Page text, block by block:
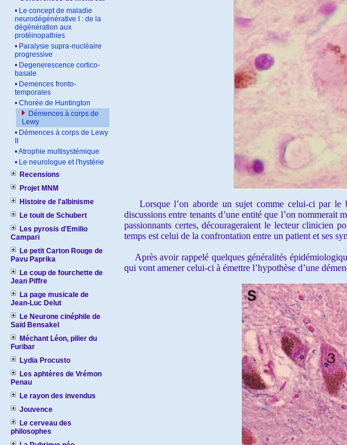
• Le concept de maladie
neurodégénérative I : de la
dégénération aux
protéinopathies
• Paralysie supra-nucléaire
progressive
• Degenerescence cortico-
basale
• Demences fronto-
temporales
• Chorée de Huntington
Démences à corps de
Lewy
• Démences à corps de Lewy
•Atrophie multisystémique
• Le neurologue et l'hystérie
Recensions
Projet MNM
Histoire de l'albinisme
Le touit de Schubert
Les pyrosis d'Emilio
Campari
Le petit Carton Rouge de
Pavu Paprika
Le coup de fourchette de
Jean Piffre
La page musicale de
Jean-Luc Delut
Le Neurone cinéphile de
Saïd Bensakel
Méchant Léon, pilier du
Furibar
Lydia Procusto
Les aphtères de Vrémon
Penau
Le rayon des invendus
Jouvence
Le cerveau des
philosophes
Lorsque l’on aborde un sujet comme celui-ci par le
discussions entre tenants d’une entité que l’on nommerait
passionnants certes, décourageraient le lecteur clinicien
temps est celui de la confrontation entre un patient et ses
Après avoir rappelé quelques généralités
qui vont amener celui-ci à émettre l’hypothèse d’une